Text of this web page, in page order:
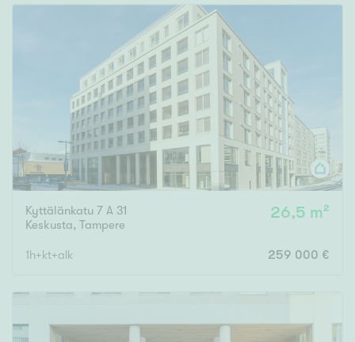
Kyttälänkatu 7 A 31
Keskusta, Tampere
26,5 m²
1h+kt+alk 259 000 €